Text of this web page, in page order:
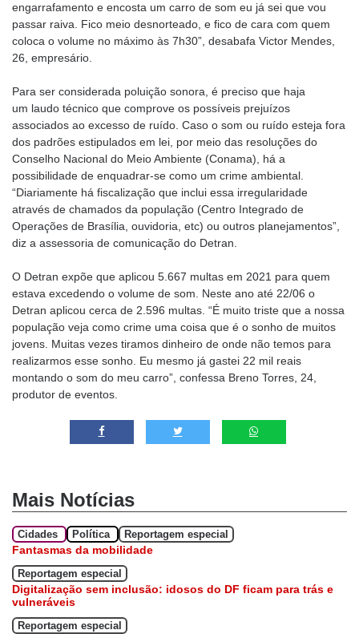
engarrafamento e encosta um carro de som eu já sei que vou
passar raiva. Fico meio desnorteado, e fico de cara com quem
coloca o volume no máximo às 7h30”, desabafa Victor Mendes,
26, empresário.
Para ser considerada poluição sonora, é preciso que haja
um laudo técnico que comprove os possíveis prejuízos
associados ao excesso de ruído. Caso o som ou ruído esteja fora
dos padrões estipulados em lei, por meio das resoluções do
Conselho Nacional do Meio Ambiente (Conama), há a
possibilidade de enquadrar-se como um crime ambiental.
“Diariamente há fiscalização que inclui essa irregularidade
através de chamados da população (Centro Integrado de
Operações de Brasília, ouvidoria, etc) ou outros planejamentos”,
diz a assessoria de comunicação do Detran.
O Detran expõe que aplicou 5.667 multas em 2021 para quem
estava excedendo o volume de som. Neste ano até 22/06 o
Detran aplicou cerca de 2.596 multas. “É muito triste que a nossa
população veja como crime uma coisa que é o sonho de muitos
jovens. Muitas vezes tiramos dinheiro de onde não temos para
realizarmos esse sonho. Eu mesmo já gastei 22 mil reais
montando o som do meu carro”, confessa Breno Torres, 24,
produtor de eventos.
Mais Notícias
Cidades Política Reportagem especial
Fantasmas da mobilidade
Reportagem especial
Digitalização sem inclusão: idosos do DF ficam para trás e
vulneráveis
Reportagem especial